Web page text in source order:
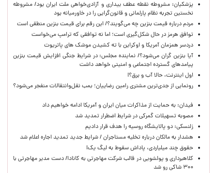
پزشکیان: مشروطه نقطه عطف بیداری و آزادی‌خواهی ملت ایران بود/ مشروطه
نخستین تجربه نظام پارلمانی و قانون‌گرایی را در خاورمیانه بود
مردم درباره قیمت بنزین چه می‌گویند؟/ این رقم برای قیمت بنزین منطقی است
توافق هرمز در حال شکل‌گیری است؛ اما نه توافقی که ترامپ می‌خواست
دردسر همزمان آمریکا و اوکراین با ته کشیدن موشک های پاتریوت
آیا بنزین گران می‌شود؟/ نماینده مجلس: در شرایط جنگی افزایش قیمت بنزین
پیامدهای گسترده اجتماعی و امنیتی خواهد داشت
اول اینترنت، حالا آب و برق؟!
رونمایی از جدی‌ترین مشتری رامین رضاییان؛ بمب نقل‌وانتقالات منفجر می‌شود؟
فیدان: به حمایت از مذاکرات میان ایران و آمریکا ادامه خواهیم داد
مصوبه تسهیلات گمرکی در شرایط اضطرار تمدید شد
زلنسکی: دو پالایشگاه روسیه را هدف قرار دادیم
هشدار به مالکان درباره تخلیه مستاجران / شرایط جدید تمدید اجاره اعلام شد
حقوق چند میلیاردی، پاداش سقوط به لیگ یک!
کلاهبرداری و پولشویی در قالب شرکت مهاجرتی به کانادا/ دست مدیر مهاجرتی با
۳۰۰ شاکی رو شد